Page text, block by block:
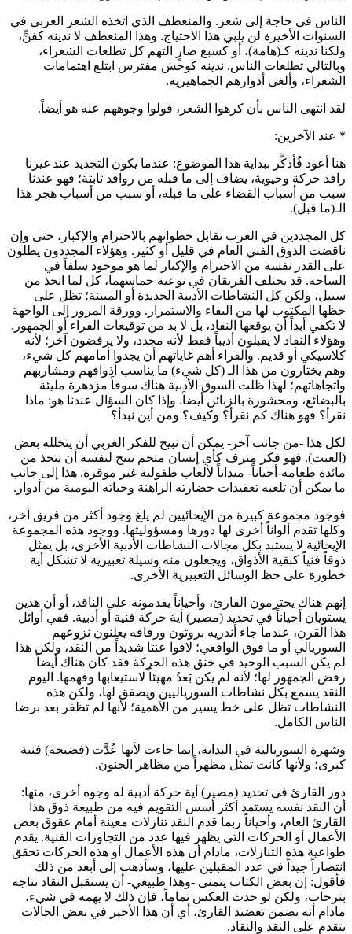
الناس في حاجة إلى شعر. والمنعطف الذي اتخذه الشعر العربي في
السنوات الأخيرة لن يلبي هذا الاحتياج. وهذا المنعطف لا ندينه كفنٍّ،
ولكنا ندينه كـ(هامة)، أو كسبع ضارٍ التهم كل تطلعات الشعراء،
وبالتالي تطلعات الناس. ندينه كوحش مفترس ابتلع اهتمامات
الشعراء، وألغى أدوارهم الجماهيرية.
لقد انتهى الناس بأن كرهوا الشعر، فولوا وجوههم عنه هو أيضاً.
* عند الآخرين:
هنا أعود فُأذكَّر ببداية هذا الموضوع: عندما يكون التجديد عند غيرنا
رافد حركة وحيوية، يضاف إلى ما قبله من روافد ثابتة؛ فهو عندنا
سبب من أسباب القضاء على ما قبله، أو سبب من أسباب هجر هذا
الـ(ما قبل).
كل المجددين في الغرب تقابل خطواتهم بالاحترام والإكبار، حتى وإن
ناقضت الذوق الفني العام في قليل أو كثير. وهؤلاء المجددون يظلون
على القدر نفسه من الاحترام والإكبار لما هو موجود سلفاً في
الساحة. قد يختلف الفريقان في نوعية حماسهما، كل لما اتخذ من
سبيل، ولكن كل النشاطات الأدبية الجديدة أو المبينة؛ تظل على
حظها المكتوب لها من البقاء والاستمرار. وورقة المرور إلى الواجهة
لا تكفي أبداً أن يوقعها النقاد، بل لا بد من توقيعات القراء أو الجمهور.
وهؤلاء النقاد لا يقبلون أديباً فقط لأنه مجدد، ولا يرفضون آخر؛ لأنه
كلاسيكي أو قديم. والقراء أهم غاياتهم أن يجدوا أمامهم كل شيء،
وهم يختارون من هذا الـ (كل شيء) ما يناسب أذواقهم ومشاربهم
واتجاهاتهم؛ لهذا ظلت السوق الأدبية هناك سوقاً مزدهرة مليئة
بالبضائع، ومحشورة بالزبائن أيضاً. وإذا كان السؤال عندنا هو: ماذا
نقرأ؟ فهو هناك كم نقرأ؟ وكيف؟ ومن أين نبدأ؟
لكل هذا -من جانب آخر- يمكن أن نبيح للفكر الغربي أن يتخلله بعض
(العبث). فهو فكر مترف كأي إنسان متخم يبيح لنفسه أن يتخذ من
مائدة طعامه-أحياناً- ميداناً لألعاب طفولية غير موقرة. هذا إلى جانب
ما يمكن أن تلعبه تعقيدات حضارته الراهنة وحياته اليومية من أدوار.
فوجود مجموعة كبيرة من الإيحائيين لم يلغ وجود أكثر من فريق آخر،
وكلها تقدم ألواناً أخرى لها دورها ومسؤوليتها. ووجود هذه المجموعة
الإيحائية لا يستبد بكل مجالات النشاطات الأدبية الأخرى، بل يمثل
ذوقاً فنياً كبقية الأذواق، ويجعلون منه وسيلة تعبيرية لا تشكل أية
خطورة على حظ الوسائل التعبيرية الأخرى.
إنهم هناك يحترمون القارئ، وأحياناً يقدمونه على الناقد، أو أن هذين
يستويان أحياناً في تحديد (مصير) أية حركة فنية أو أدبية. ففي أوائل
هذا القرن، عندما جاء أندريه بروتون ورفاقه يعلنون نزوعهم
السوريالي أو ما فوق الواقعي؛ لاقوا عنتا شديداً من النقد، ولكن هذا
لم يكن السبب الوحيد في خنق هذه الحركة فقد كان هناك أيضاً
رفض الجمهور لها؛ لأنه لم يكن بَعدُ مهيئاً لاستيعابها وفهمها. اليوم
النقد يسمع بكل نشاطات السورياليين ويصفق لها، ولكن هذه
النشاطات تظل على خط يسير من الأهمية؛ لأنها لم تظفر بعد برضا
الناس الكامل.
وشهرة السوريالية في البداية، إنما جاءت لأنها عُدَّت (فضيحة) فنية
كبرى؛ ولأنها كانت تمثل مظهراً من مظاهر الجنون.
دور القارئ في تحديد (مصير) أية حركة أدبية له وجوه أخرى، منها:
أن النقد نفسه يستمد أكثر أسس التقويم فيه من طبيعة ذوق هذا
القارئ العام، وأحياناً ربما قدم النقد تنازلات معينة أمام عقوق بعض
الأعمال أو الحركات التي يظهر فيها عدد من التجاوزات الفنية. يقدم
طواعية هذه التنازلات، مادام أن هذه الأعمال أو هذه الحركات تحقق
انتصاراً جيداً في عدد المقبلين عليها، وسأذهب إلى أبعد من ذلك
فأقول: إن بعض الكتاب يتمنى -وهذا طبيعي- أن يستقبل النقاد نتاجه
بترحاب، ولكن لو حدث العكس تماماً، فإن ذلك لا يهمه في شيء،
مادام أنه يضمن تعضيد القارئ، أي أن هذا الأخير في بعض الحالات
يتقدم على النقد والنقاد.